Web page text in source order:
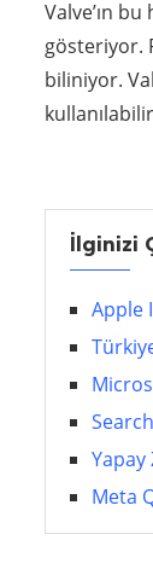
Valve’ın
gösteriyor.
biliniyor.
İlginizi
Apple
Yapay
Meta